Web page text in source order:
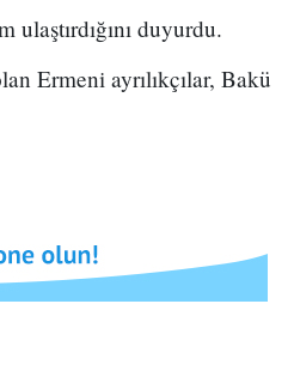
duyurdu.
Ermeni ayrılıkçılar, Bakü